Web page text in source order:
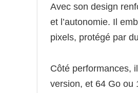
Avec son design
et l’autonomie. Il
pixels, protégé par
Côté performances,
version, et 64 Go ou